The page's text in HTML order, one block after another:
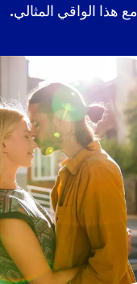
هذا الواقي المثالي.